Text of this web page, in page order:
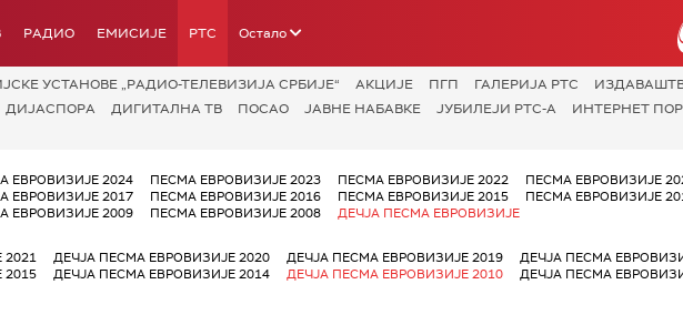
РАДИО ЕМИСИЈЕ РТС Остало
УСТАНОВЕ „РАДИО-ТЕЛЕВИЗИЈА СРБИЈЕ“ АКЦИЈЕ ПГП ГАЛЕРИЈА РТС
ДИЈАСПОРА ДИГИТАЛНА ТВ ПОСАО ЈАВНЕ НАБАВКЕ ЈУБИЛЕЈИ РТС-А ИНТЕРНЕТ
ЕВРОВИЗИЈЕ 2024 ПЕСМА ЕВРОВИЗИЈЕ 2023 ПЕСМА ЕВРОВИЗИЈЕ 2022 ПЕСМА ЕВРОВИЗИЈЕ
ЕВРОВИЗИЈЕ 2017 ПЕСМА ЕВРОВИЗИЈЕ 2016 ПЕСМА ЕВРОВИЗИЈЕ 2015 ПЕСМА ЕВРОВИЗИЈЕ
ЕВРОВИЗИЈЕ 2009 ПЕСМА ЕВРОВИЗИЈЕ 2008 ДЕЧЈА ПЕСМА ЕВРОВИЗИЈЕ
ДЕЧЈА ПЕСМА ЕВРОВИЗИЈЕ 2020 ДЕЧЈА ПЕСМА ЕВРОВИЗИЈЕ 2019 ДЕЧЈА ПЕСМА
2015 ДЕЧЈА ПЕСМА ЕВРОВИЗИЈЕ 2014 ДЕЧЈА ПЕСМА ЕВРОВИЗИЈЕ 2010 ДЕЧЈА ПЕСМА